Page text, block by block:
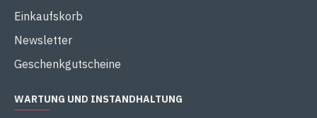
Einkaufskorb
Newsletter
Geschenkgutscheine
WARTUNG UND INSTANDHALTUNG